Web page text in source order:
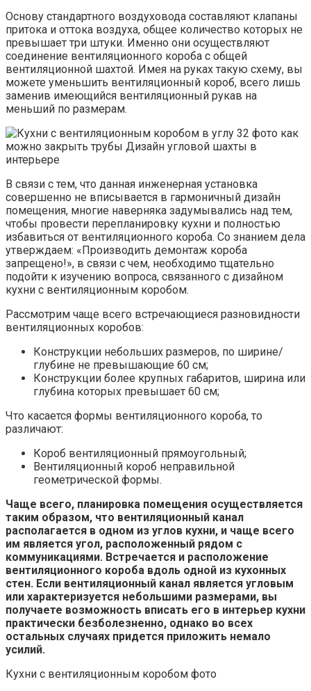
Основу стандартного воздуховода составляют клапаны
притока и оттока воздуха, общее количество которых не
превышает три штуки. Именно они осуществляют
соединение вентиляционного короба с общей
вентиляционной шахтой. Имея на руках такую схему, вы
можете уменьшить вентиляционный короб, всего лишь
заменив имеющийся вентиляционный рукав на
меньший по размерам.
В связи с тем, что данная инженерная установка
совершенно не вписывается в гармоничный дизайн
помещения, многие наверняка задумывались над тем,
чтобы провести перепланировку кухни и полностью
избавиться от вентиляционного короба. Со знанием дела
утверждаем: «Производить демонтаж короба
запрещено!», в связи с чем, необходимо тщательно
подойти к изучению вопроса, связанного с дизайном
кухни с вентиляционным коробом.
Рассмотрим чаще всего встречающиеся разновидности
вентиляционных коробов:
Конструкции небольших размеров, по ширине/
глубине не превышающие 60 см;
Конструкции более крупных габаритов, ширина или
глубина которых превышает 60 см;
Что касается формы вентиляционного короба, то
различают:
Короб вентиляционный прямоугольный;
Вентиляционный короб неправильной
геометрической формы.
Чаще всего, планировка помещения осуществляется
таким образом, что вентиляционный канал
располагается в одном из углов кухни, и чаще всего
им является угол, расположенный рядом с
коммуникациями. Встречается и расположение
вентиляционного короба вдоль одной из кухонных
стен. Если вентиляционный канал является угловым
или характеризуется небольшими размерами, вы
получаете возможность вписать его в интерьер кухни
практически безболезненно, однако во всех
остальных случаях придется приложить немало
усилий.
Кухни с вентиляционным коробом фото